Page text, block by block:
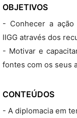
OBJETIVOS
- Conhecer a
IIGG através dos
- Motivar e
fontes com os seus
CONTEÚDOS
- A diplomacia em